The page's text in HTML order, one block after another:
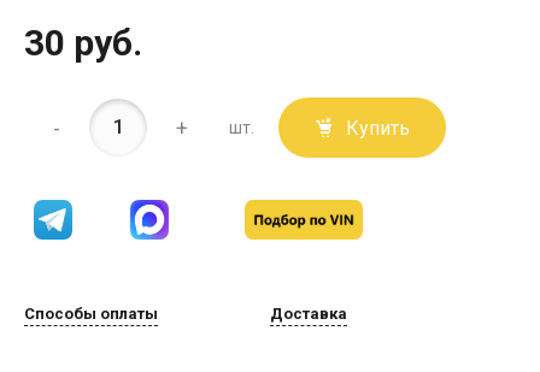
30 руб.
- + шт. Купить
Способы оплаты Доставка